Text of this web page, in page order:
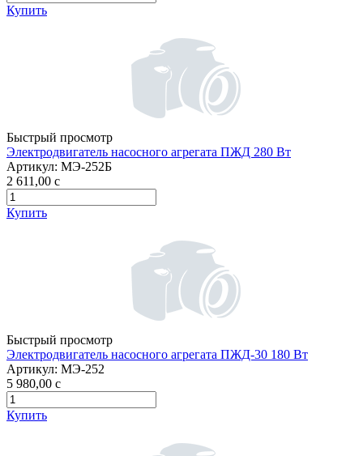
Купить
Быстрый просмотр
Электродвигатель насосного агрегата ПЖД 280 Вт
Артикул: МЭ-252Б
2 611,00 c
Купить
Быстрый просмотр
Электродвигатель насосного агрегата ПЖД-30 180 Вт
Артикул: МЭ-252
5 980,00 c
Купить